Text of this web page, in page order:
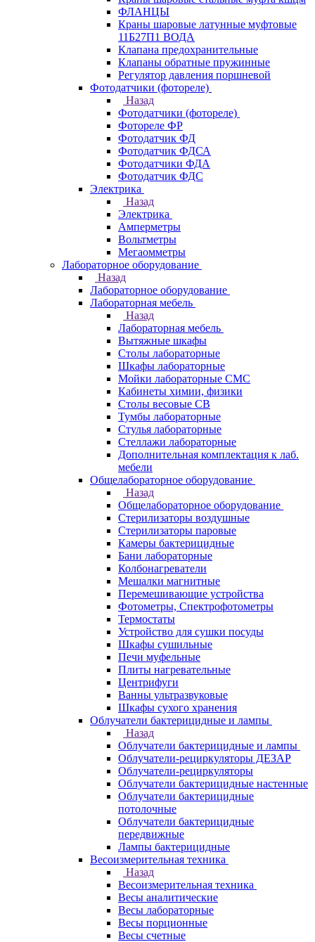
ФЛАНЦЫ
Краны шаровые латунные муфтовые
11Б27П1 ВОДА
Клапана предохранительные
Клапаны обратные пружинные
Регулятор давления поршневой
Фотодатчики (фотореле)
Назад
Фотодатчики (фотореле)
Фотореле ФР
Фотодатчик ФД
Фотодатчик ФДСА
Фотодатчики ФДА
Фотодатчик ФДС
Электрика
Назад
Электрика
Амперметры
Вольтметры
Мегаомметры
Лабораторное оборудование
Назад
Лабораторное оборудование
Лабораторная мебель
Назад
Лабораторная мебель
Вытяжные шкафы
Столы лабораторные
Шкафы лабораторные
Мойки лабораторные СМС
Кабинеты химии, физики
Столы весовые СВ
Тумбы лабораторные
Стулья лабораторные
Стеллажи лабораторные
Дополнительная комплектация к лаб.
мебели
Общелабораторное оборудование
Назад
Общелабораторное оборудование
Стерилизаторы воздушные
Стерилизаторы паровые
Камеры бактерицидные
Бани лабораторные
Колбонагреватели
Мешалки магнитные
Перемешивающие устройства
Фотометры, Спектрофотометры
Термостаты
Устройство для сушки посуды
Шкафы сушильные
Печи муфельные
Плиты нагревательные
Центрифуги
Ванны ультразвуковые
Шкафы сухого хранения
Облучатели бактерицидные и лампы
Назад
Облучатели бактерицидные и лампы
Облучатели-рециркуляторы ДЕЗАР
Облучатели-рециркуляторы
Облучатели бактерицидные настенные
Облучатели бактерицидные
потолочные
Облучатели бактерицидные
передвижные
Лампы бактерицидные
Весоизмерительная техника
Назад
Весоизмерительная техника
Весы аналитические
Весы лабораторные
Весы порционные
Весы счетные